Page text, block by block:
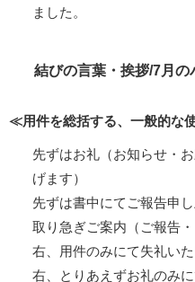
ました。
結びの言葉・挨拶/7月の
≪用件を総括する、一般的な
先ずはお礼（お知らせ・
げます）
先ずは書中にてご報告申
取り急ぎご案内（ご報告
右、用件のみにて失礼いた
右、とりあえずお礼のみ